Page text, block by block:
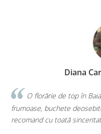
Carlig Ionut Bledea
în Baia Mare. Mereu la ei
deosebite și mult
sinceritatea!